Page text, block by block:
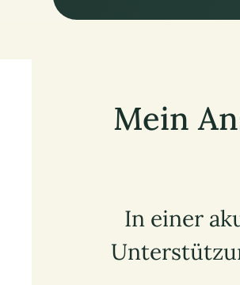
Mein
In einer